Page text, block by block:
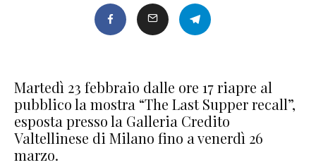
Martedì 23 febbraio dalle ore 17 riapre al
pubblico la mostra “The Last Supper recall”,
esposta presso la Galleria Credito
Valtellinese di Milano fino a venerdì 26
marzo.